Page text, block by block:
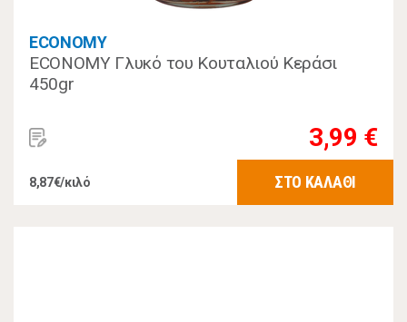
ECONOMY
ECONOMY Γλυκό του Κουταλιού Κεράσι
450gr
3,99 €
8,87€/κιλό ΣΤΟ ΚΑΛΑΘΙ